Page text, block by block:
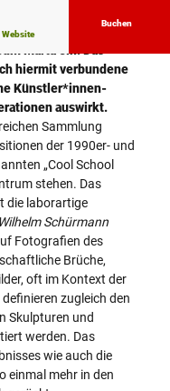
Website
Buchen
breites Mindset nimmt
hiermit verbundene
Künstler*innen-
auswirkt.
Sammlung
der 1990er- und
„Cool School
stehen. Das
die laborartige
Schürmann
Fotografien des
Brüche,
oft im Kontext der
zugleich den
Skulpturen und
werden. Das
wie auch die
einmal mehr in den